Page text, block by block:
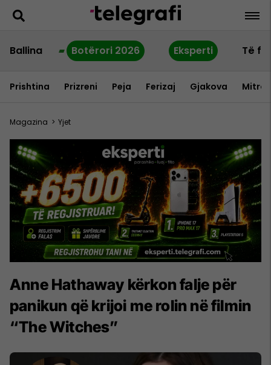
Ballina Botërori 2026 Eksperti Të
Prishtina Prizreni Peja Ferizaj Gjakova
Magazina > Yjet
Anne Hathaway kërkon falje për
panikun që krijoi me rolin në filmin
“The Witches”